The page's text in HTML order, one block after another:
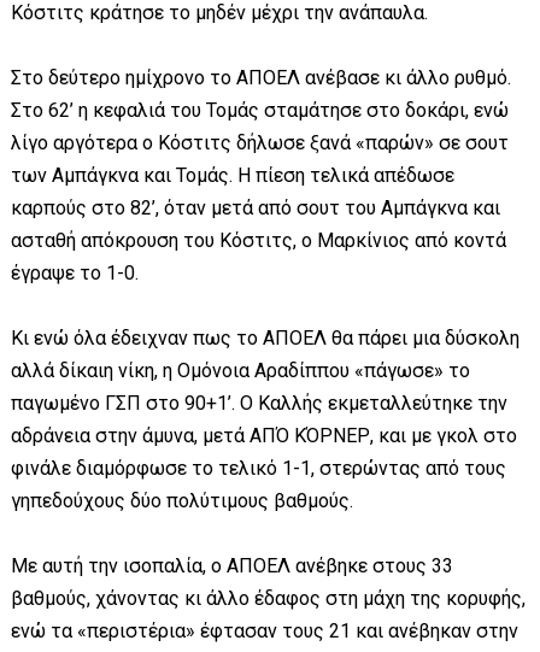
Κόστιτς κράτησε το μηδέν μέχρι την ανάπαυλα.
Στο δεύτερο ημίχρονο το ΑΠΟΕΛ ανέβασε κι άλλο ρυθμό.
Στο 62’ η κεφαλιά του Τομάς σταμάτησε στο δοκάρι, ενώ
λίγο αργότερα ο Κόστιτς δήλωσε ξανά «παρών» σε σουτ
των Αμπάγκνα και Τομάς. Η πίεση τελικά απέδωσε
καρπούς στο 82’, όταν μετά από σουτ του Αμπάγκνα και
ασταθή απόκρουση του Κόστιτς, ο Μαρκίνιος από κοντά
έγραψε το 1-0.
Κι ενώ όλα έδειχναν πως το ΑΠΟΕΛ θα πάρει μια δύσκολη
αλλά δίκαιη νίκη, η Ομόνοια Αραδίππου «πάγωσε» το
παγωμένο ΓΣΠ στο 90+1’. Ο Καλλής εκμεταλλεύτηκε την
αδράνεια στην άμυνα, μετά ΑΠΌ ΚΌΡΝΕΡ, και με γκολ στο
φινάλε διαμόρφωσε το τελικό 1-1, στερώντας από τους
γηπεδούχους δύο πολύτιμους βαθμούς.
Με αυτή την ισοπαλία, ο ΑΠΟΕΛ ανέβηκε στους 33
βαθμούς, χάνοντας κι άλλο έδαφος στη μάχη της κορυφής,
ενώ τα «περιστέρια» έφτασαν τους 21 και ανέβηκαν στην